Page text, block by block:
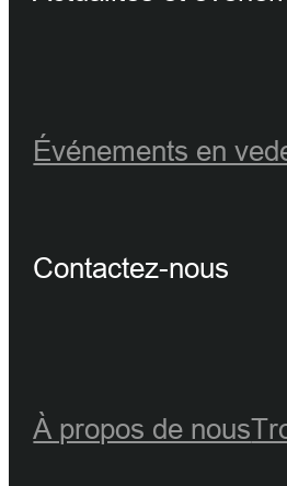
Événements en
Contactez-nous
À propos de nous